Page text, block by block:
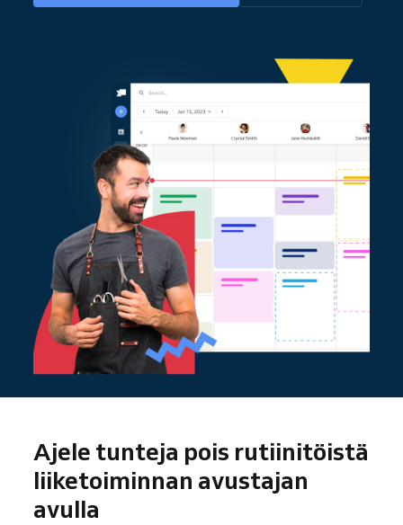
Ajele tunteja pois rutiinitöistä
liiketoiminnan avustajan
avulla